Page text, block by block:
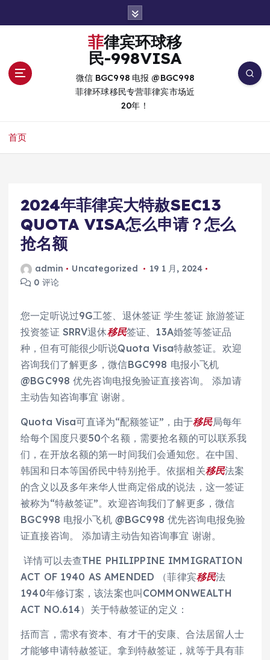
菲律宾环球移
民-998VISA
微信 BGC998 电报 @BGC998
菲律环球移民专营菲律宾市场近
20年！
首页
2024年菲律宾大特赦SEC13
QUOTA VISA怎么申请？怎么
抢名额
admin Uncategorized
19 1 月, 2024
0 评论
您一定听说过9G工签、退休签证 学生签证 旅游签证
投资签证 SRRV退休移民签证、13A婚签等签证品
种，但有可能很少听说Quota Visa特赦签证。欢迎
咨询我们了解更多，微信BGC998 电报小飞机
@BGC998 优先咨询电报免验证直接咨询。 添加请
主动告知咨询事宜 谢谢。
Quota Visa可直译为“配额签证”，由于移民局每年
给每个国度只要50个名额，需要抢名额的可以联系我
们，在开放名额的第一时间我们会通知您。在中国、
韩国和日本等国侨民中特别抢手。依据相关移民法案
的含义以及多年来华人世商定俗成的说法，这一签证
被称为“特赦签证”。欢迎咨询我们了解更多，微信
BGC998 电报小飞机 @BGC998 优先咨询电报免验
证直接咨询。 添加请主动告知咨询事宜 谢谢。
详情可以去查THE PHILIPPINE IMMIGRATION
ACT OF 1940 AS AMENDED （菲律宾移民法
1940年修订案，该法案也叫COMMONWEALTH
ACT NO.614）关于特赦签证的定义：
括而言，需求有资本、有才干的安康、合法居留人士
才能够申请特赦签证。拿到特赦签证，就等于具有菲